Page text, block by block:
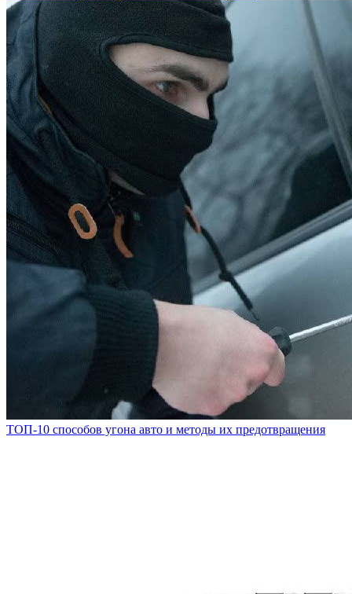
ТОП-10 способов угона авто и методы их предотвращения